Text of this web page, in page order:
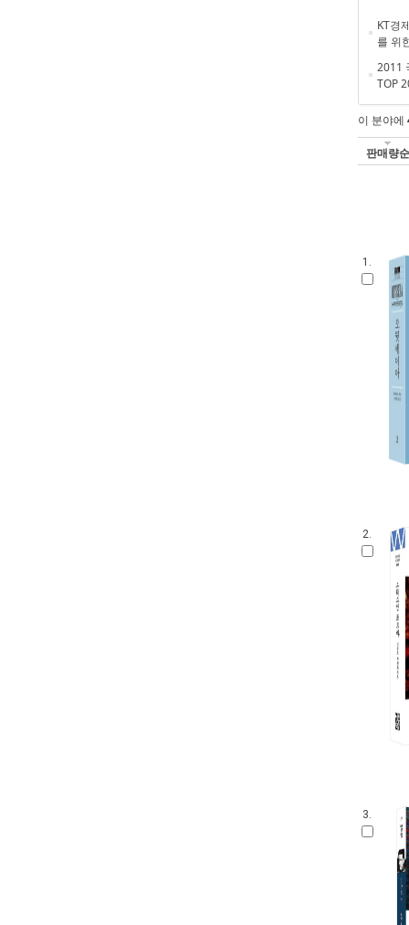
KT경
를 위
2011
TOP
이 분야에
판매량순
1.
2.
3.